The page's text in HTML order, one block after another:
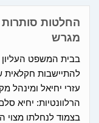
החלטות
מגרש
להתיישבות חקלאית
עזרי יחיאל ומינהל
הרלוונטיות: יחיא
בצמוד לנחלתו מצוי